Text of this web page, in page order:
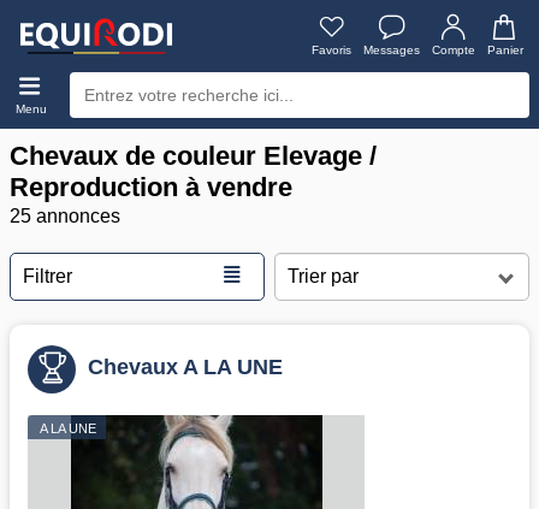
Favoris Messages Compte Panier
Menu
Chevaux de couleur Elevage /
Reproduction à vendre
25 annonces
Filtrer ≣
Chevaux A LA UNE
A LA UNE